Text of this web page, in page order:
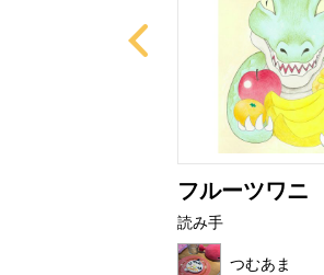
フルーツワニ
読み手
つむあま